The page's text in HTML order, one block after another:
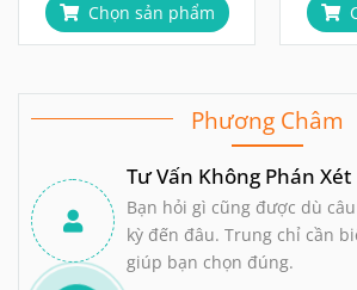
Chọn sản phẩm
Phương Châm
Tư Vấn Không Phán Xét
Bạn hỏi gì cũng được dù
kỳ đến đâu. Trung chỉ cần
giúp bạn chọn đúng.